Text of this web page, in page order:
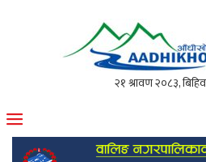
मोफसलकै लोकप्रिय अनलाइन पत्रिका